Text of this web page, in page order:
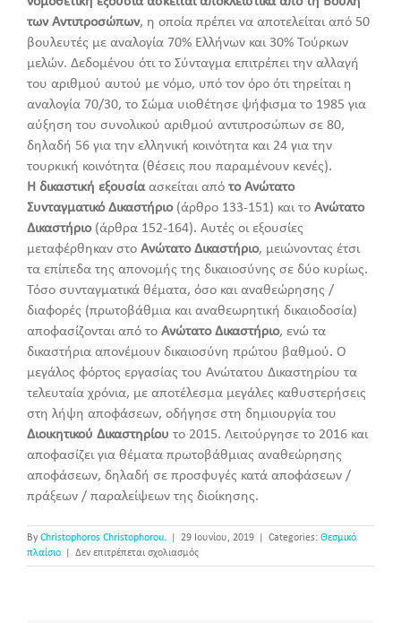
των Αντιπροσώπων, η οποία πρέπει να αποτελείται από 50
βουλευτές με αναλογία 70% Ελλήνων και 30% Τούρκων
μελών. Δεδομένου ότι το Σύνταγμα επιτρέπει την αλλαγή
του αριθμού αυτού με νόμο, υπό τον όρο ότι τηρείται η
αναλογία 70/30, το Σώμα υιοθέτησε ψήφισμα το 1985 για
αύξηση του συνολικού αριθμού αντιπροσώπων σε 80,
δηλαδή 56 για την ελληνική κοινότητα και 24 για την
τουρκική κοινότητα (θέσεις που παραμένουν κενές).
Η δικαστική εξουσίαασκείται από το Ανώτατο
Συνταγματικό Δικαστήριο(άρθρο 133-151) και το Ανώτατο
Δικαστήριο(άρθρα 152-164). Αυτές οι εξουσίες
μεταφέρθηκαν στο Ανώτατο Δικαστήριο, μειώνοντας έτσι
τα επίπεδα της απονομής της δικαιοσύνης σε δύο κυρίως.
Τόσο συνταγματικά θέματα, όσο και αναθεώρησης /
διαφορές (πρωτοβάθμια και αναθεωρητική δικαιοδοσία)
αποφασίζονται από το Ανώτατο Δικαστήριο, ενώ τα
δικαστήρια απονέμουν δικαιοσύνη πρώτου βαθμού. Ο
μεγάλος φόρτος εργασίας του Ανώτατου Δικαστηρίου τα
τελευταία χρόνια, με αποτέλεσμα μεγάλες καθυστερήσεις
στη λήψη αποφάσεων, οδήγησε στη δημιουργία του
Διοικητικού Δικαστηρίου το 2015. Λειτούργησε το 2016 και
αποφασίζει για θέματα πρωτοβάθμιας αναθεώρησης
αποφάσεων, δηλαδή σε προσφυγές κατά αποφάσεων /
πράξεων / παραλείψεων της διοίκησης.
By Christophoros Christophorou. 29 Ιουνίου, 2019 Categories: Θεσμικό
πλαίσιο
Δεν επιτρέπεται σχολιασμόςστο
Πολιτειακό